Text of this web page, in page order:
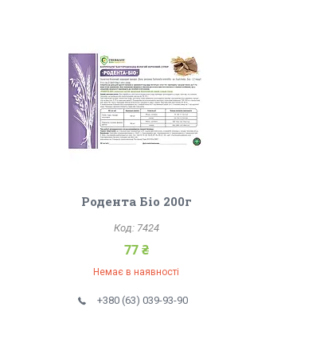
Родента Біо 200г
7424
77 ₴
Немає в наявності
+380 (63) 039-93-90